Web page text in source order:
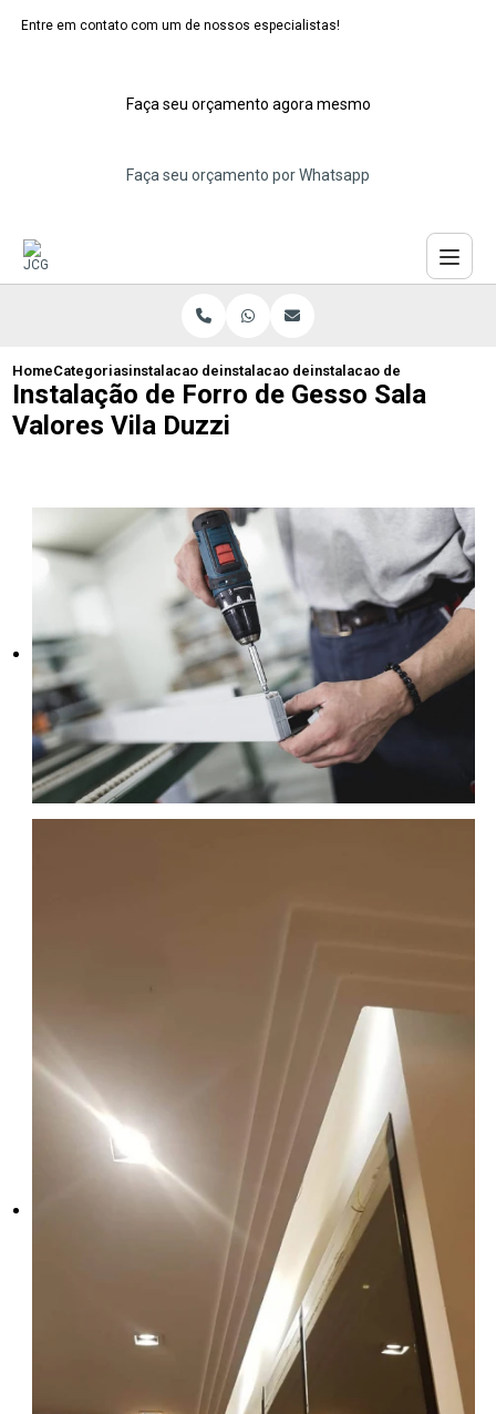
Entre em contato com um de nossos especialistas!
Faça seu orçamento agora mesmo
Faça seu orçamento por Whatsapp
HomeCategoriasinstalacao de forros de gesso
instalacao de forro de drywall em
instalacao de forro de
Instalação de Forro de Gesso Sala
Valores Vila Duzzi